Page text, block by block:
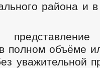
района и
полном объёме
уважительной